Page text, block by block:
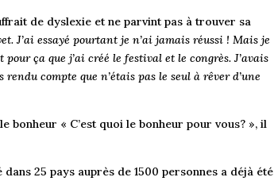
de dyslexie et ne parvint pas à trouver sa
J’ai essayé pourtant je n’ai jamais réussi ! Mais je
pour ça que j’ai créé le festival et le congrès. J’avais
rendu compte que n’étais pas le seul à rêver d’une
bonheur « C’est quoi le bonheur pour vous? », il
25 pays auprès de 1500 personnes a déjà été